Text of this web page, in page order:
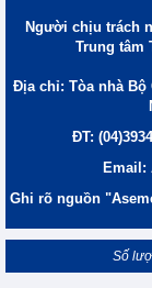
Người chịu trách
Trung tâm
Địa chỉ: Tòa nhà
ĐT:
Email:
Ghi rõ nguồn
Số